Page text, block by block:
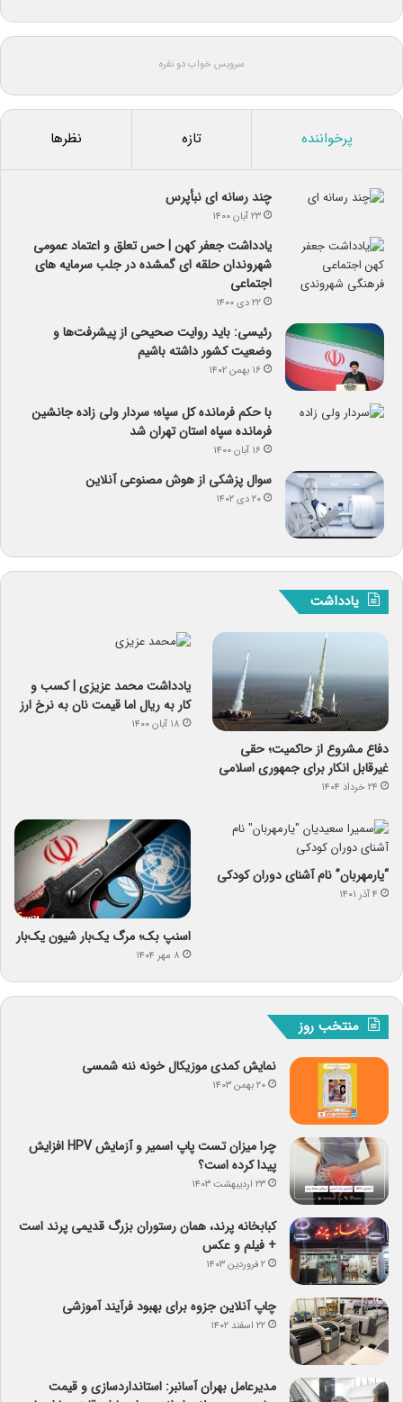
سرویس خواب دو نفره
پرخواننده تازه نظرها
چند رسانه ای نبأپرس
۲۳ آبان ۱۴۰۰
یادداشت جعفر کهن | حس تعلق و اعتماد عمومی
شهروندان حلقه ای گمشده در جلب سرمایه های
اجتماعی
۲۲ دی ۱۴۰۰
رئیسی: باید روایت صحیحی از پیشرفت‌ها و
وضعیت کشور داشته باشیم
۱۶ بهمن ۱۴۰۲
با حکم فرمانده کل سپاه؛ سردار ولی زاده جانشین
فرمانده سپاه استان تهران شد
۱۶ آبان ۱۴۰۰
سوال پزشکی از هوش مصنوعی آنلاین
۲۰ دی ۱۴۰۲
یادداشت
دفاع مشروع از حاکمیت؛ حقی
غیرقابل انکار برای جمهوری اسلامی
۲۴ خرداد ۱۴۰۴
یادداشت‌ محمد عزیزی | کسب و
کار به ریال اما قیمت نان به نرخ ارز
۱۸ آبان ۱۴۰۰
“یارمهربان” نام آشنای دوران کودکی
۴ آذر ۱۴۰۱
اسنپ ‌بک؛ مرگ یک‌بار شیون یک‌بار
۸ مهر ۱۴۰۴
منتخب روز
نمایش کمدی موزیکال خونه ننه شمسی
۲۰ بهمن ۱۴۰۳
چرا میزان تست پاپ اسمیر و آزمایش HPV افزایش
پیدا کرده است؟
۲۳ اردیبهشت ۱۴۰۳
کبابخانه پرند، همان رستوران بزرگ قدیمی پرند است
+ فیلم و عکس
۲ فروردین ۱۴۰۳
چاپ آنلاین جزوه برای بهبود فرآیند آموزشی
۲۲ اسفند ۱۴۰۲
مدیرعامل بهران آسانبر: استانداردسازی و قیمت